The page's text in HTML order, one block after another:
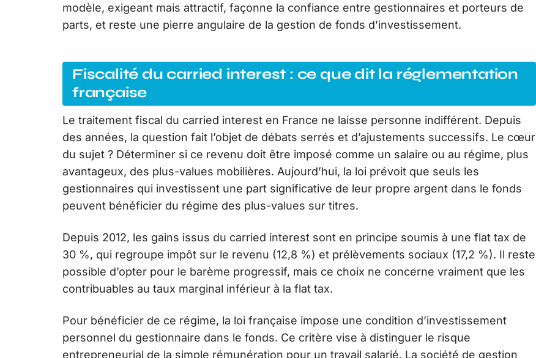
modèle, exigeant mais attractif, façonne la confiance entre gestionnaires et porteurs de
parts, et reste une pierre angulaire de la gestion de fonds d’investissement.
Fiscalité du carried interest : ce que dit la réglementation
française
Le traitement fiscal du carried interest en France ne laisse personne indifférent. Depuis
des années, la question fait l’objet de débats serrés et d’ajustements successifs. Le cœur
du sujet ? Déterminer si ce revenu doit être imposé comme un salaire ou au régime, plus
avantageux, des plus-values mobilières. Aujourd’hui, la loi prévoit que seuls les
gestionnaires qui investissent une part significative de leur propre argent dans le fonds
peuvent bénéficier du régime des plus-values sur titres.
Depuis 2012, les gains issus du carried interest sont en principe soumis à une flat tax de
30 %, qui regroupe impôt sur le revenu (12,8 %) et prélèvements sociaux (17,2 %). Il reste
possible d’opter pour le barème progressif, mais ce choix ne concerne vraiment que les
contribuables au taux marginal inférieur à la flat tax.
Pour bénéficier de ce régime, la loi française impose une condition d’investissement
personnel du gestionnaire dans le fonds. Ce critère vise à distinguer le risque
entrepreneurial de la simple rémunération pour un travail salarié. La société de gestion